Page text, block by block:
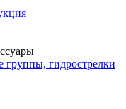
группы, гидрострелки